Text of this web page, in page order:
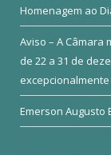
Homenagem ao
Aviso – A
de 22 a 31 de
excepcionalmente
Emerson Augusto